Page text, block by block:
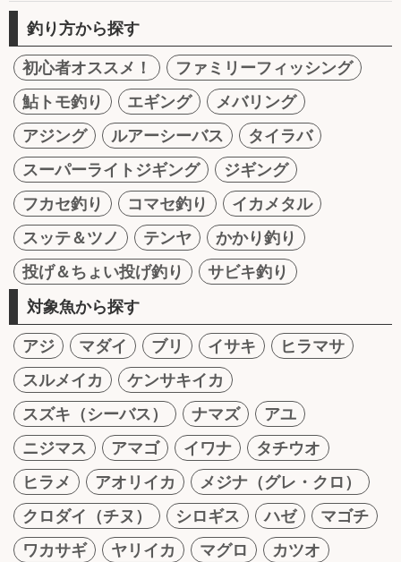
釣り方から探す
初心者オススメ！
ファミリーフィッシング
鮎トモ釣り
エギング
メバリング
アジング
ルアーシーバス
タイラバ
スーパーライトジギング
ジギング
フカセ釣り
コマセ釣り
イカメタル
スッテ＆ツノ
テンヤ
かかり釣り
投げ＆ちょい投げ釣り
サビキ釣り
対象魚から探す
アジ マダイ ブリ イサキ
ヒラマサ
スルメイカ
ケンサキイカ
スズキ（シーバス）
ナマズ
アユ
ニジマス
アマゴ イワナ
タチウオ
ヒラメ
アオリイカ
メジナ（グレ・クロ）
クロダイ（チヌ）
シロギス ハゼ
マゴチ
ワカサギ
ヤリイカ マグロ
カツオ